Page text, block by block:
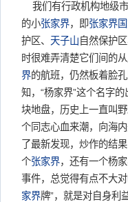
我们有行政机构地级
的小张家界，即张家界
护区、 天子山 自然保护
时很难弄清楚它们间的
界的航班，仍然板着脸
知，“杨家界”这个名字
块地盘，历史上一直叫
个同志心血来潮，向海
了最新发现，炒作的结
个张家界，还有一个杨
事件，总觉得有点不大
家界牌”，就是对自身利